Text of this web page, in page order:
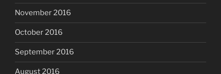
November 2016
October 2016
September 2016
August 2016